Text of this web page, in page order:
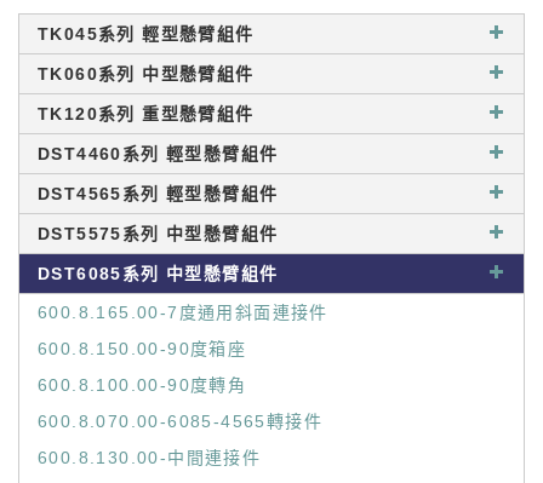
TK045系列 輕型懸臂組件
TK060系列 中型懸臂組件
TK120系列 重型懸臂組件
DST4460系列 輕型懸臂組件
DST4565系列 輕型懸臂組件
DST5575系列 中型懸臂組件
DST6085系列 中型懸臂組件
600.8.165.00-7度通用斜面連接件
600.8.150.00-90度箱座
600.8.100.00-90度轉角
600.8.070.00-6085-4565轉接件
600.8.130.00-中間連接件